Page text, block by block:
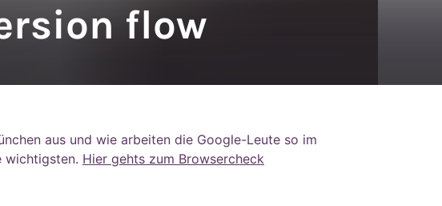
flow
aus und wie arbeiten die Google-Leute so im
wichtigsten. Hier gehts zum Browsercheck